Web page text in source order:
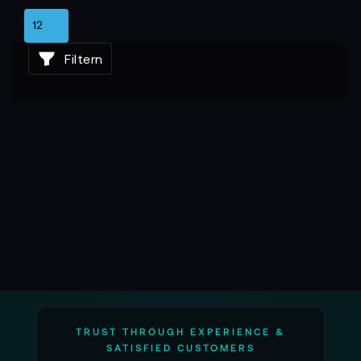
Produktionen bewegen heute enorme
Datenmengen: Multikamera-Setups, 4K/6K/8K-
Rohmaterial, Remote-Abnahmen und hybride
Workflows verlangen eine Speicherlösung, die
redundant, halten es strukturiert und bleiben über
mehrere Projekte hinweg reproduzierbar. Die
Filtern
TRUST THROUGH EXPERIENCE &
SATISFIED CUSTOMERS